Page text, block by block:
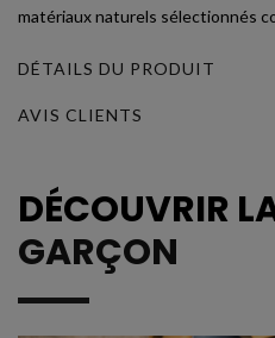
matériaux naturels sélectionnés
DÉTAILS DU PRODUIT
AVIS CLIENTS
DÉCOUVRIR
GARÇON